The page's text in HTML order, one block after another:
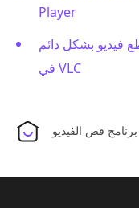
Player
فيديو بشكل دائم
في VLC
قص الفيديو